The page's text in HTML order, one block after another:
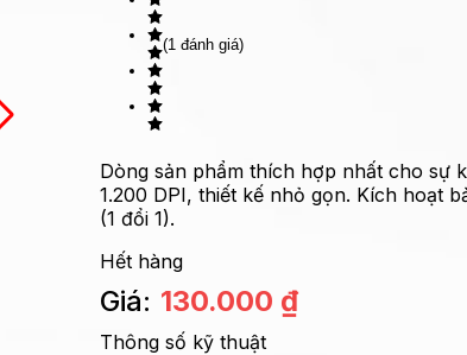
(1 đánh giá)
Dòng sản phẩm thích hợp nhất cho sự
1.200 DPI, thiết kế nhỏ gọn. Kích hoạt
(1 đổi 1).
Hết hàng
Giá: 130.000 ₫
Thông số kỹ thuật